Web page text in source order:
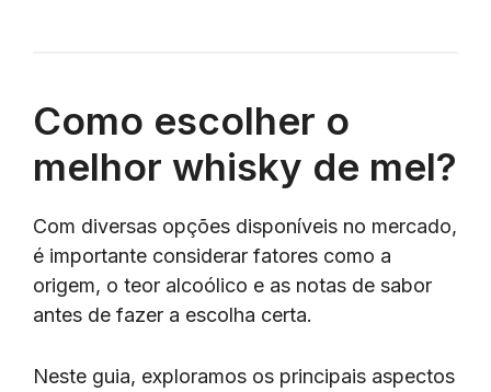
Como escolher o
melhor whisky de mel?
Com diversas opções disponíveis no mercado,
é importante considerar fatores como a
origem, o teor alcoólico e as notas de sabor
antes de fazer a escolha certa.
Neste guia, exploramos os principais aspectos